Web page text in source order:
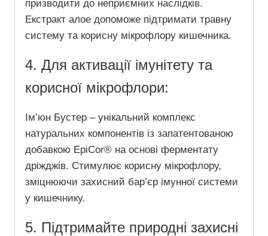
призводити до неприємних наслідків.
Екстракт алое допоможе підтримати травну
систему та корисну мікрофлору кишечника.
4. Для активації імунітету та
корисної мікрофлори:
Ім’юн Бустер – унікальний комплекс
натуральних компонентів із запатентованою
добавкою EpiCor® на основі ферментату
дріжджів. Стимулює корисну мікрофлору,
зміцнюючи захисний бар’єр імунної системи
у кишечнику.
5. Підтримайте природні захисні